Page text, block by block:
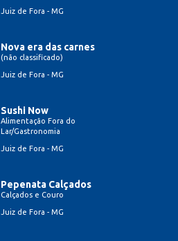
Juiz de Fora - MG
Nova era das carnes
(não classificado)
Juiz de Fora - MG
Sushi Now
Alimentação Fora do
Lar/Gastronomia
Juiz de Fora - MG
Pepenata Calçados
Calçados e Couro
Juiz de Fora - MG